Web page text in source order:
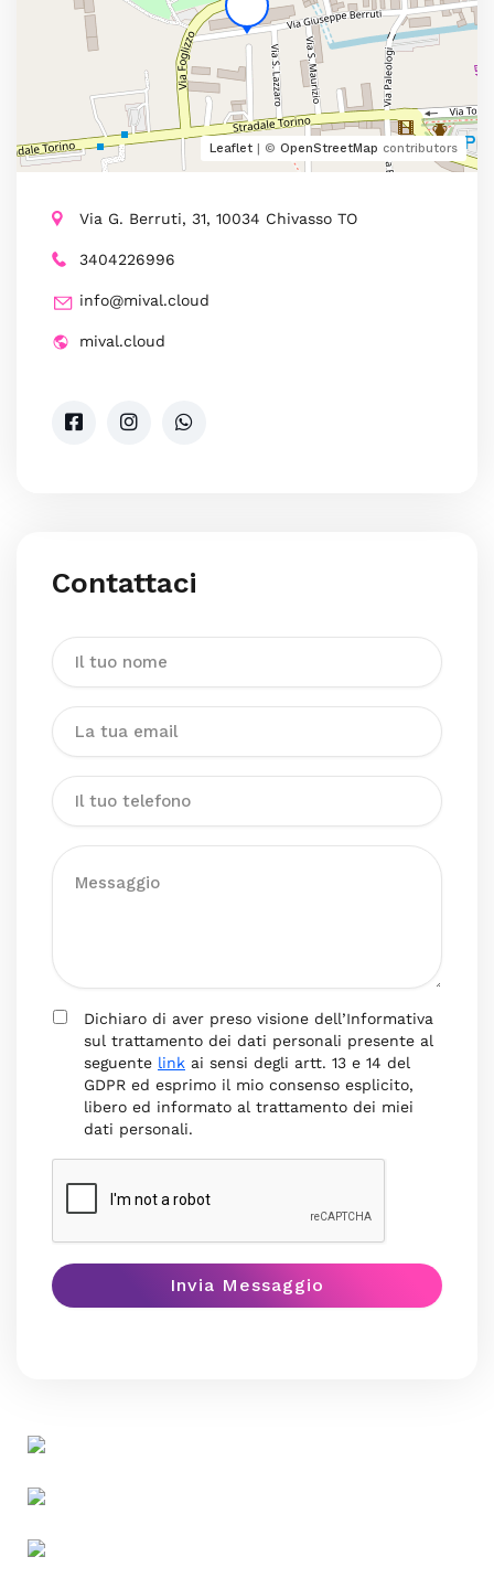
Leaflet | © OpenStreetMap contributors
Via G. Berruti, 31, 10034 Chivasso TO
3404226996
info@mival.cloud
mival.cloud
Contattaci
Dichiaro di aver preso visione dell’Informativa
sul trattamento dei dati personali presente al
seguente link ai sensi degli artt. 13 e 14 del
GDPR ed esprimo il mio consenso esplicito,
libero ed informato al trattamento dei miei
dati personali.